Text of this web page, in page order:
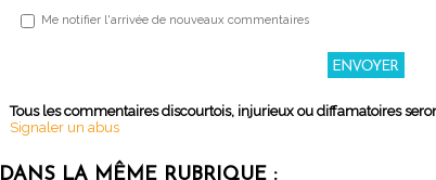
Me notifier l'arrivée de nouveaux commentaires
Tous les commentaires discourtois, injurieux ou diffamatoires
Signaler un abus
DANS LA MÊME RUBRIQUE :